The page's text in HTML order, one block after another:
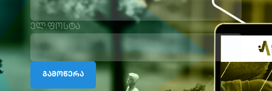
ელ.ფოსტა
გამოწერა